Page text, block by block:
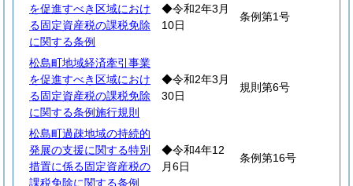
を促進すべき区域におけ
る固定資産税の課税免除
に関する条例
◆令和2年3月
10日
条例第1号
松島町地域経済牽引事業
を促進すべき区域におけ
る固定資産税の課税免除
に関する条例施行規則
◆令和2年3月
30日
規則第6号
松島町過疎地域の持続的
発展の支援に関する特別
措置に係る固定資産税の
課税免除に関する条例
◆令和4年12
月6日
条例第16号